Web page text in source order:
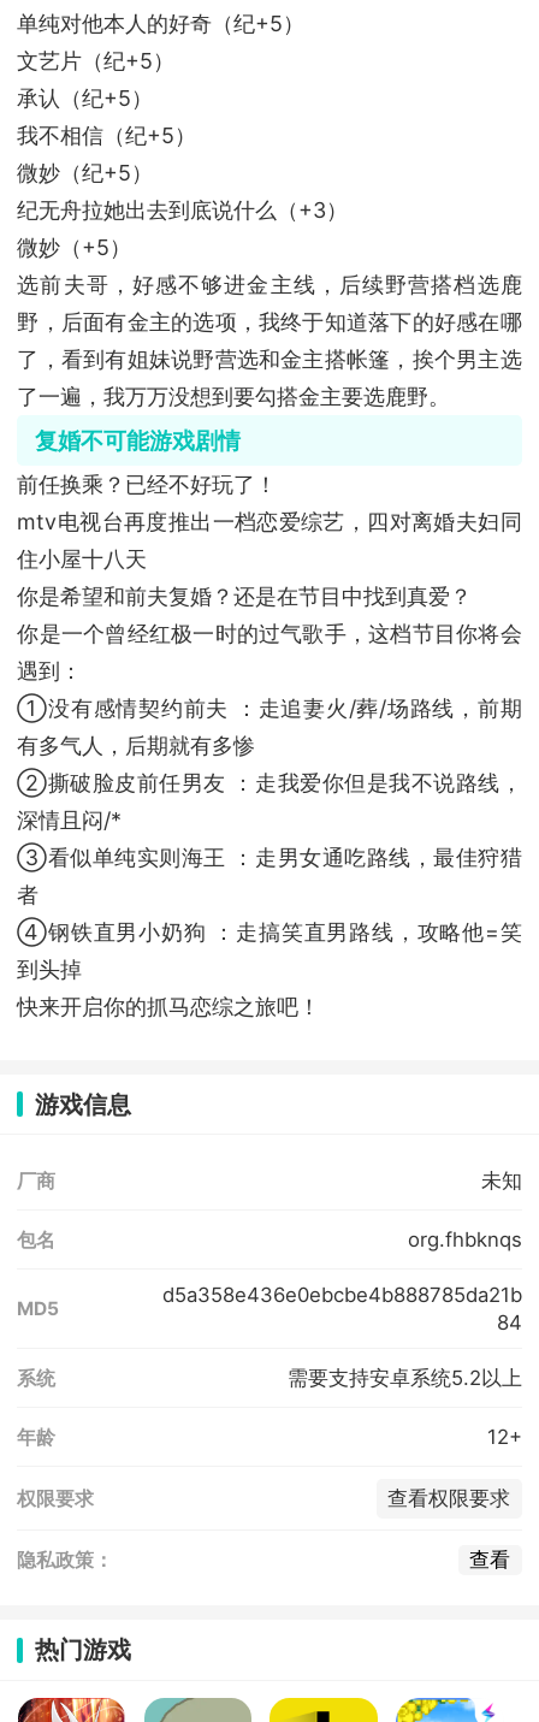
单纯对他本人的好奇（纪+5）
文艺片（纪+5）
承认（纪+5）
我不相信（纪+5）
微妙（纪+5）
纪无舟拉她出去到底说什么（+3）
微妙（+5）
选前夫哥，好感不够进金主线，后续野营搭档选鹿
野，后面有金主的选项，我终于知道落下的好感在哪
了，看到有姐妹说野营选和金主搭帐篷，挨个男主选
了一遍，我万万没想到要勾搭金主要选鹿野。
复婚不可能游戏剧情
前任换乘？已经不好玩了！
mtv电视台再度推出一档恋爱综艺，四对离婚夫妇同
住小屋十八天
你是希望和前夫复婚？还是在节目中找到真爱？
你是一个曾经红极一时的过气歌手，这档节目你将会
遇到：
①没有感情契约前夫 ：走追妻火/葬/场路线，前期
有多气人，后期就有多惨
②撕破脸皮前任男友 ：走我爱你但是我不说路线，
深情且闷/*
③看似单纯实则海王 ：走男女通吃路线，最佳狩猎
者
④钢铁直男小奶狗 ：走搞笑直男路线，攻略他=笑
到头掉
快来开启你的抓马恋综之旅吧！
游戏信息
厂商 未知
包名 org.fhbknqs
MD5
d5a358e436e0ebcbe4b888785da21b
84
系统 需要支持安卓系统5.2以上
年龄 12+
权限要求 查看权限要求
隐私政策： 查看
热门游戏